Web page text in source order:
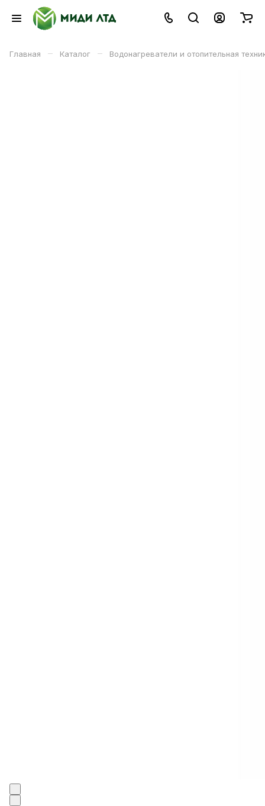
Главная – Каталог – Водонагреватели и отопительная